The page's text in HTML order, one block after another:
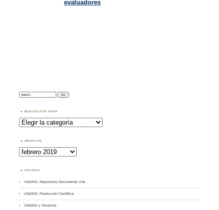
evaluadores
Search:
BUSCAR POR TEMA
Buscar
por
Tema
ARCHIVOS
Archivos
PÁGINAS
UVaDOC: Repositorio Documental UVa
UVaDOC: Producción Científica
UVaDOC y Sexenios